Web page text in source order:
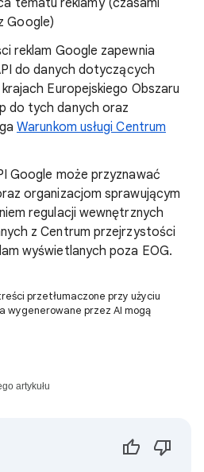
tematu reklamy (czasami
Google)
reklam Google zapewnia
do danych dotyczących
Europejskiego Obszaru
do tych danych oraz
Warunkom usługi Centrum
Google może przyznawać
organizacjom sprawującym
regulacji wewnętrznych
z Centrum przejrzystości
wyświetlanych poza EOG.
przetłumaczone przy użyciu
wygenerowane przez AI mogą
artykułu